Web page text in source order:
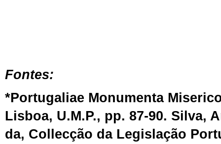
Fontes:
*Portugaliae Monumenta
Lisboa, U.M.P., pp. 87-90. Silva,
da, Collecção da Legislação